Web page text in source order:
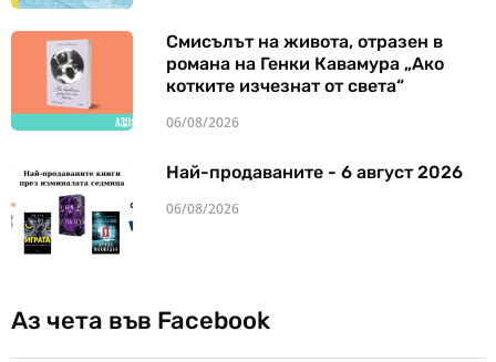
Смисълът на живота, отразен в
романа на Генки Кавамура „Ако
котките изчезнат от света“
06/08/2026
Най-продаваните - 6 август 2026
06/08/2026
Аз чета във Facebook